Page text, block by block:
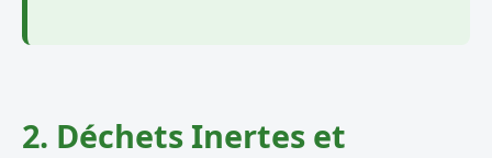
2. Déchets Inertes et